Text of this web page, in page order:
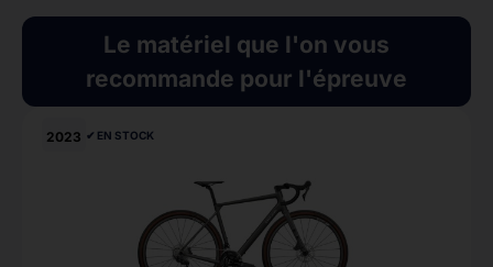
Le matériel que l'on vous
recommande pour l'épreuve
2023 ✔︎ EN STOCK